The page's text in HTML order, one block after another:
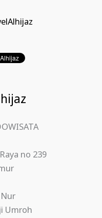
no 239
Umroh